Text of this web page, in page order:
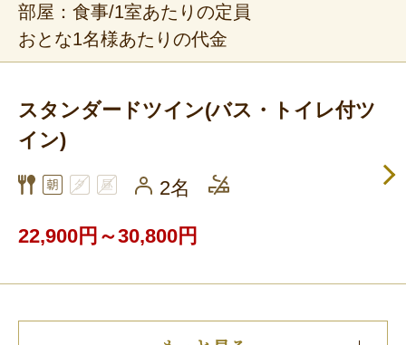
部屋：食事/1室あたりの定員
おとな1名様あたりの代金
スタンダードツイン(バス・トイレ付ツ
イン)
2名
22,900円～30,800円